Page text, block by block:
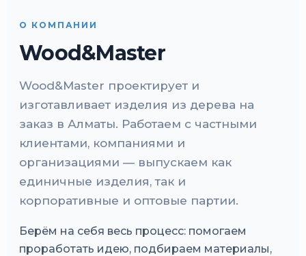
О КОМПАНИИ
Wood&Master
Wood&Master проектирует и
изготавливает изделия из дерева на
заказ в Алматы. Работаем с частными
клиентами, компаниями и
организациями — выпускаем как
единичные изделия, так и
корпоративные и оптовые партии.
Берём на себя весь процесс: помогаем
проработать идею, подбираем материалы,